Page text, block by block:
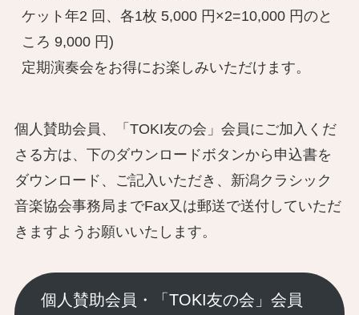
ケット年2 回、各1枚 5,000 円×2=10,000 円のと
ころ 9,000 円)
定期演奏会をお得にお楽しみいただけます。
個人賛助会員、「TOKI友の会」会員にご加入くだ
さる方は、下のダウンロードボタンから申込書を
ダウンロード、ご記入いただき、新潟クラシック
音楽協会事務局までFax又は郵送で送付していただ
きますようお願いいたします。
個人賛助会員・「TOKI友の会」会員